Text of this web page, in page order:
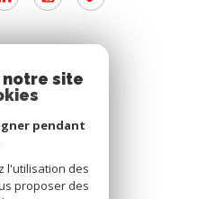
notre site
pendant
l'utilisation des
proposer des